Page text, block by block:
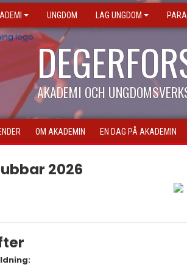
UNGDOM LAG UNGDOM
AKADEMI OCH
OM AKADEMIN EN DAG PÅ AKADEMIN
2026